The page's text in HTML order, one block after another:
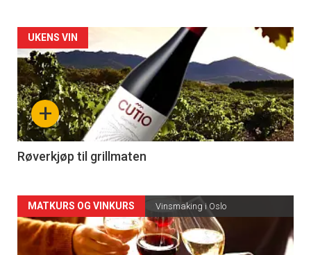
Forsiden
akkurat
nå
-
4
+
UKENS VIN
Røverkjøp til grillmaten
Forsiden
akkurat
MATKURS OG VINKURS Vinsmaking i Oslo